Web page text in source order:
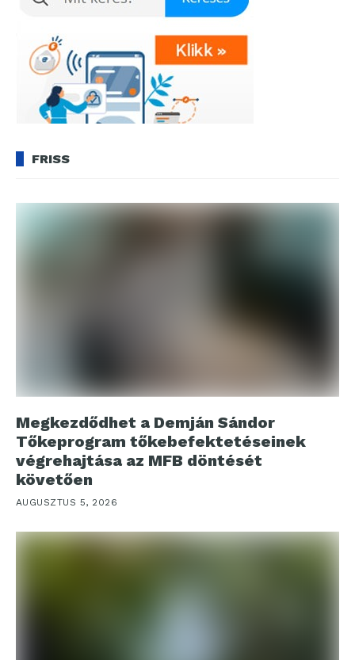
FRISS
Megkezdődhet a Demján Sándor
Tőkeprogram tőkebefektetéseinek
végrehajtása az MFB döntését
követően
AUGUSZTUS 5, 2026